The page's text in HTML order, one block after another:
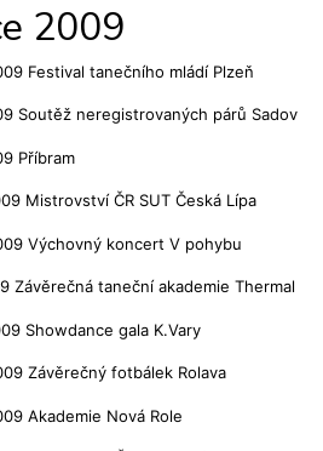
2009
Festival tanečního mládí Plzeň
Soutěž neregistrovaných párů Sadov
Příbram
Mistrovství ČR SUT Česká Lípa
Výchovný koncert V pohybu
Závěrečná taneční akademie Thermal
Showdance gala K.Vary
Závěrečný fotbálek Rolava
Akademie Nová Role